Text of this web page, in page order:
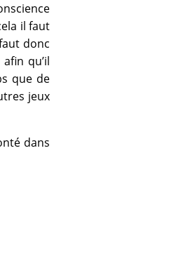
il faut
donc
qu’il
que de
jeux
dans